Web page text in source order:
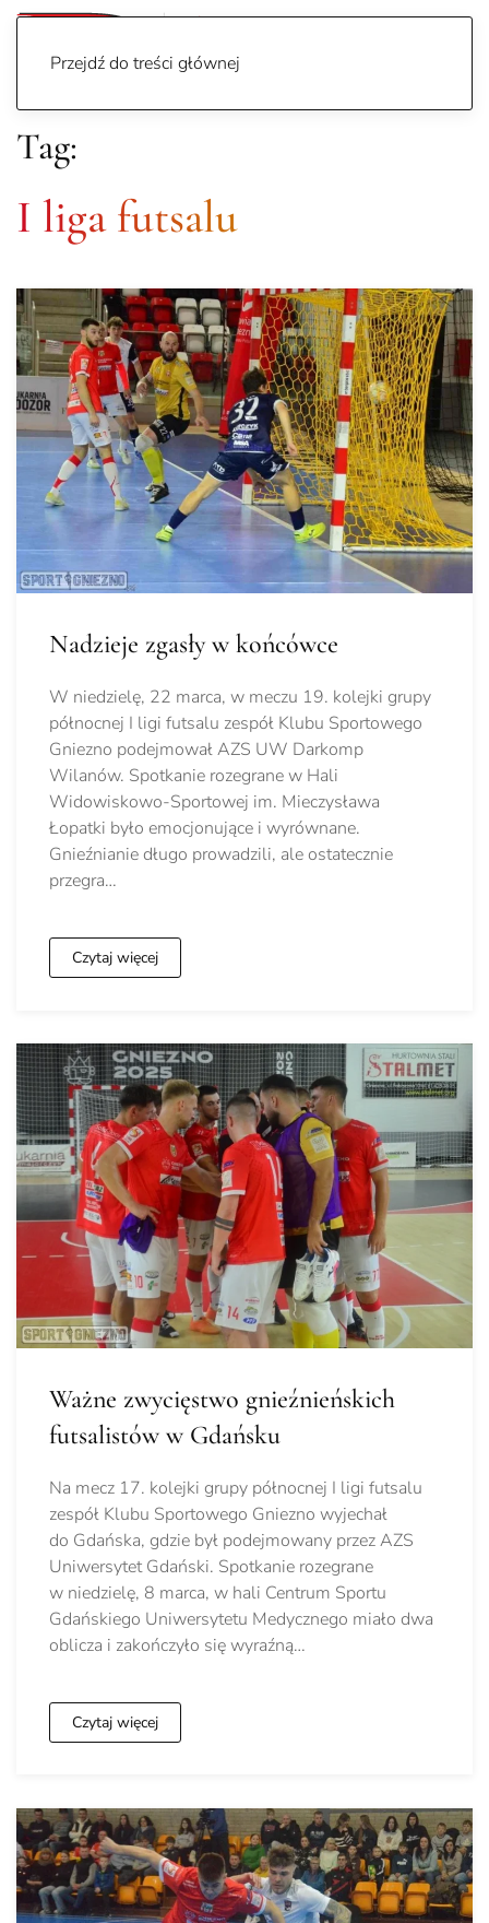
Przejdź do treści głównej
Tag:
I liga futsalu
Nadzieje zgasły w końcówce
W niedzielę, 22 marca, w meczu 19. kolejki grupy
północnej I ligi futsalu zespół Klubu Sportowego
Gniezno podejmował AZS UW Darkomp
Wilanów. Spotkanie rozegrane w Hali
Widowiskowo-Sportowej im. Mieczysława
Łopatki było emocjonujące i wyrównane.
Gnieźnianie długo prowadzili, ale ostatecznie
przegra…
Czytaj więcej
Ważne zwycięstwo gnieźnieńskich
futsalistów w Gdańsku
Na mecz 17. kolejki grupy północnej I ligi futsalu
zespół Klubu Sportowego Gniezno wyjechał
do Gdańska, gdzie był podejmowany przez AZS
Uniwersytet Gdański. Spotkanie rozegrane
w niedzielę, 8 marca, w hali Centrum Sportu
Gdańskiego Uniwersytetu Medycznego miało dwa
oblicza i zakończyło się wyraźną…
Czytaj więcej